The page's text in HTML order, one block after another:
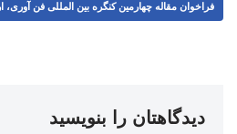
فراخوان مقاله چهارمین کنگره بین المللی فن آوری،
دیدگاهتان را بنویسید